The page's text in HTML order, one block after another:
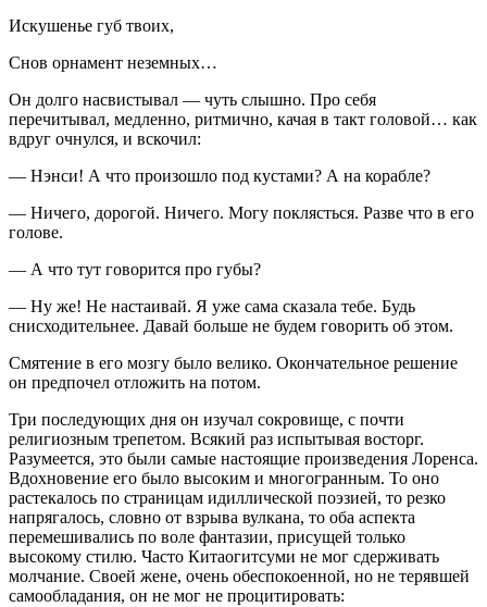
Искушенье губ твоих,
Снов орнамент неземных…
Он долго насвистывал — чуть слышно. Про себя
перечитывал, медленно, ритмично, качая в такт головой… как
вдруг очнулся, и вскочил:
— Нэнси! А что произошло под кустами? А на корабле?
— Ничего, дорогой. Ничего. Могу поклясться. Разве что в его
голове.
— А что тут говорится про губы?
— Ну же! Не настаивай. Я уже сама сказала тебе. Будь
снисходительнее. Давай больше не будем говорить об этом.
Смятение в его мозгу было велико. Окончательное решение
он предпочел отложить на потом.
Три последующих дня он изучал сокровище, с почти
религиозным трепетом. Всякий раз испытывая восторг.
Разумеется, это были самые настоящие произведения Лоренса.
Вдохновение его было высоким и многогранным. То оно
растекалось по страницам идиллической поэзией, то резко
напрягалось, словно от взрыва вулкана, то оба аспекта
перемешивались по воле фантазии, присущей только
высокому стилю. Часто Китаогитсуми не мог сдерживать
молчание. Своей жене, очень обеспокоенной, но не терявшей
самообладания, он не мог не процитировать: